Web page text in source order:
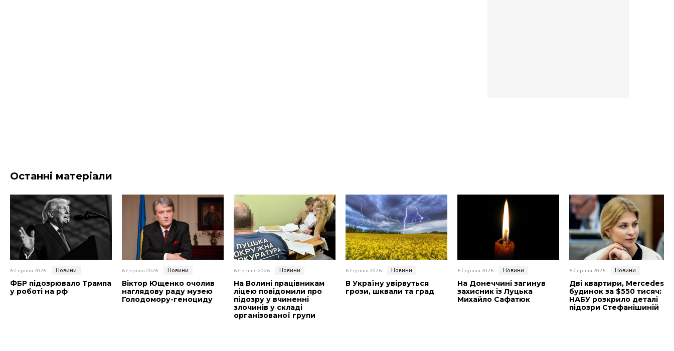
Останні матеріали
6 Серпня 2026 Новини
ФБР підозрювало Трампа
у роботі на рф
6 Серпня 2026 Новини
Віктор Ющенко очолив
наглядову раду музею
Голодомору-геноциду
6 Серпня 2026 Новини
На Волині працівникам
ліцею повідомили про
підозру у вчиненні
злочинів у складі
організованої групи
6 Серпня 2026 Новини
В Україну увірвуться
грози, шквали та град
6 Серпня 2026 Новини
На Донеччині загинув
захисник із Луцька
Михайло Сафатюк
6 Серпня 2026 Новини
Дві квартири, Mercedes і
будинок за $550 тисяч:
НАБУ розкрило деталі
підозри Стефанішиній